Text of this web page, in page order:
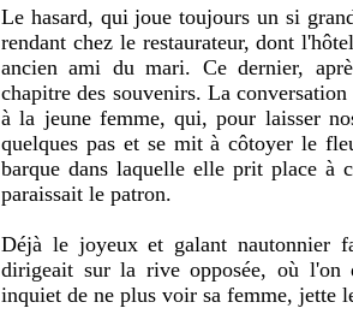
Le hasard, qui joue toujours un si
rendant chez le restaurateur, dont
ancien ami du mari. Ce dernier,
chapitre des souvenirs. La
à la jeune femme, qui, pour laisser
quelques pas et se mit à côtoyer le
barque dans laquelle elle prit place à
paraissait le patron.
Déjà le joyeux et galant nautonnier
dirigeait sur la rive opposée, où l'on
inquiet de ne plus voir sa femme, jette